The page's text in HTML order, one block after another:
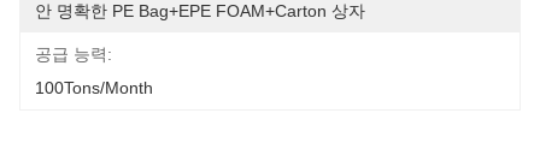
안 명확한 PE Bag+EPE FOAM+Carton 상자
공급 능력:
100Tons/Month